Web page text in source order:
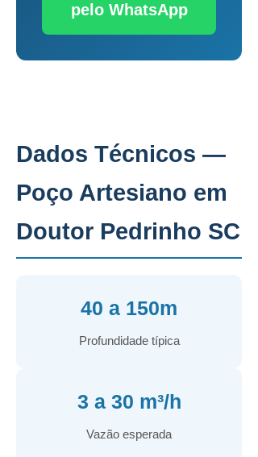
pelo WhatsApp
Dados Técnicos —
Poço Artesiano em
Doutor Pedrinho SC
40 a 150m
Profundidade típica
3 a 30 m³/h
Vazão esperada